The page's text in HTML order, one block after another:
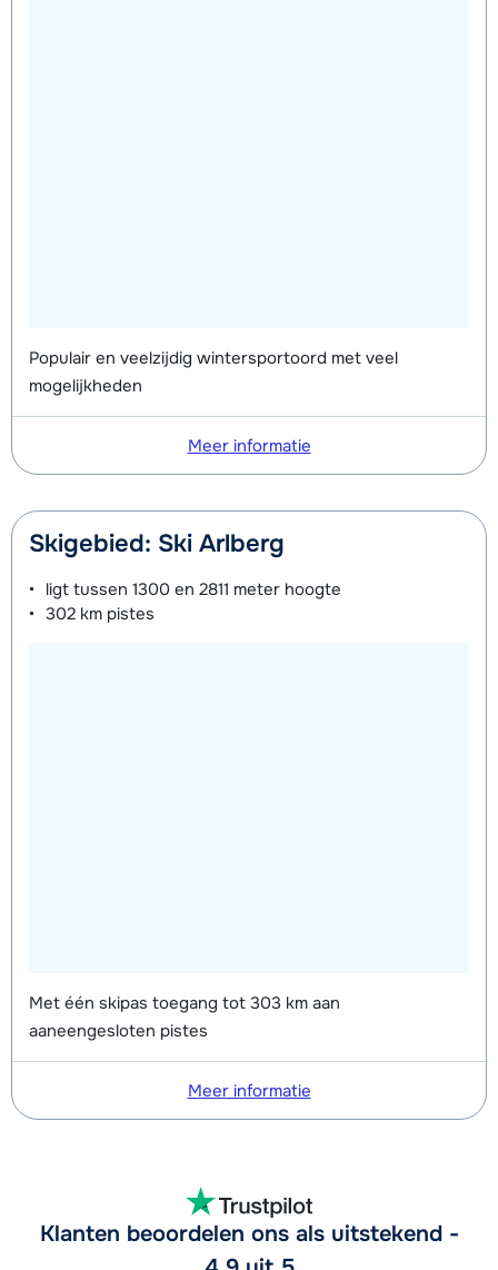
Populair en veelzijdig wintersportoord met veel
mogelijkheden
Meer informatie
Skigebied: Ski Arlberg
ligt tussen 1300 en 2811 meter hoogte
302 km pistes
Met één skipas toegang tot 303 km aan
aaneengesloten pistes
Meer informatie
Klanten beoordelen ons als uitstekend -